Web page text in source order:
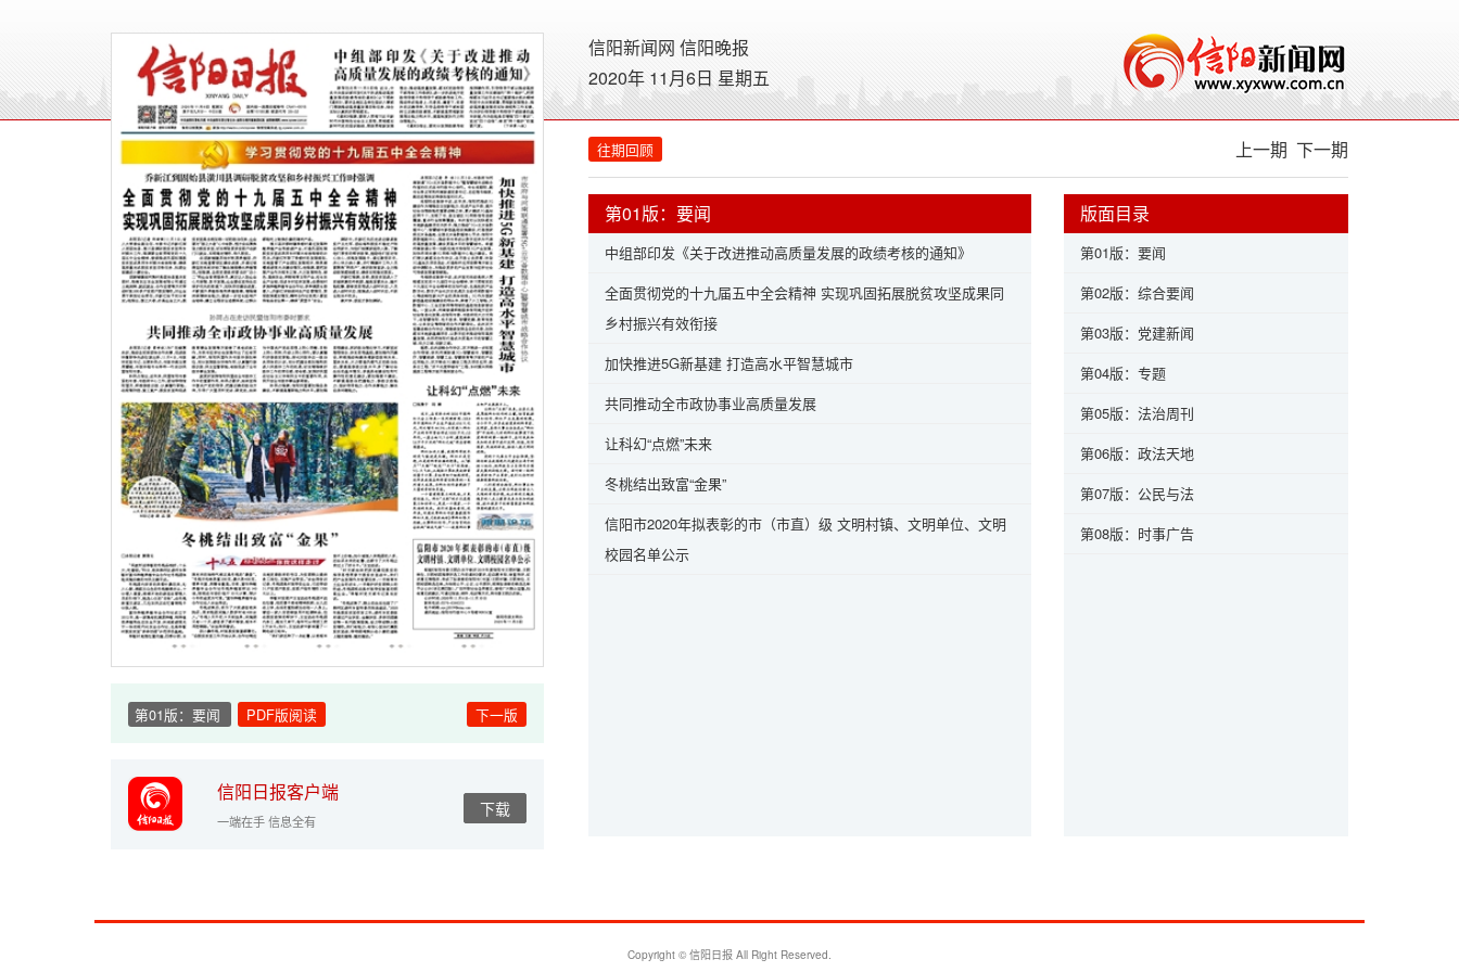
第01版：要闻 PDF版阅读 下一版
信阳日报客户端
一端在手 信息全有
下载
信阳新闻网 信阳晚报
2020年 11月6日 星期五
往期回顾 上一期 下一期
版面目录
第01版：要闻
第02版：综合要闻
第03版：党建新闻
第04版：专题
第05版：法治周刊
第06版：政法天地
第07版：公民与法
第08版：时事广告
第01版：要闻
中组部印发《关于改进推动高质量发展的政绩考核的通知》
全面贯彻党的十九届五中全会精神 实现巩固拓展脱贫攻坚成果同
乡村振兴有效衔接
加快推进5G新基建 打造高水平智慧城市
共同推动全市政协事业高质量发展
让科幻“点燃”未来
冬桃结出致富“金果”
信阳市2020年拟表彰的市（市直）级 文明村镇、文明单位、文明
校园名单公示
Copyright © 信阳日报 All Right Reserved.